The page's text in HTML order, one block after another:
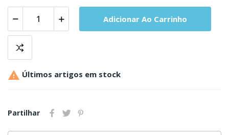
Adicionar Ao Carrinho
 Últimos artigos em stock
Partilhar